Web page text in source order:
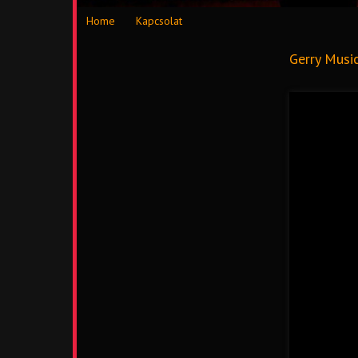
Home Kapcsolat
Gerry